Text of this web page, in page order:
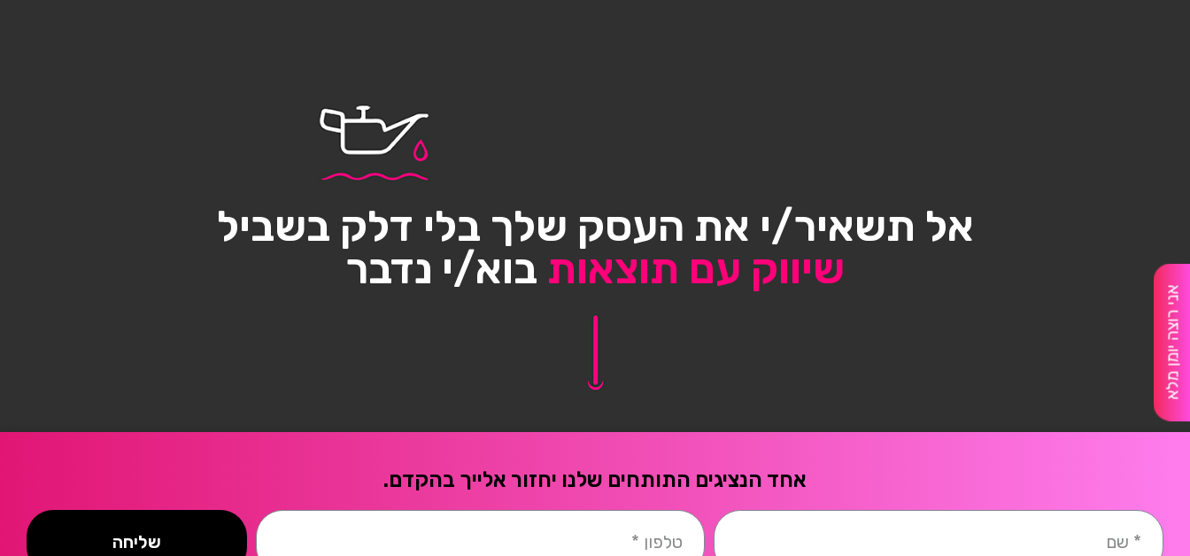
אני רוצה יומן מלא
אל תשאיר/י את העסק שלך בלי דלק בשביל
שיווק עם תוצאות בוא/י נדבר
אחד הנציגים התותחים שלנו יחזור אלייך בהקדם.
שליחה